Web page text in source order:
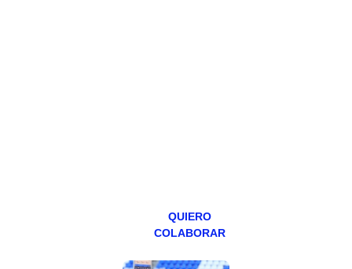
QUIERO
COLABORAR